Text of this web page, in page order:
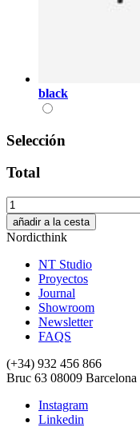
black
Selección
Total
añadir a la cesta
Nordicthink
NT Studio
Proyectos
Journal
Showroom
Newsletter
FAQS
(+34) 932 456 866
Bruc 63 08009 Barcelona
Instagram
Linkedin